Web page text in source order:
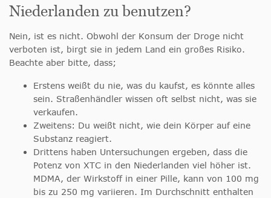
Niederlanden zu benutzen?
Nein, ist es nicht. Obwohl der Konsum der Droge nicht
verboten ist, birgt sie in jedem Land ein großes Risiko.
Beachte aber bitte, dass;
Erstens weißt du nie, was du kaufst, es könnte alles
sein. Straßenhändler wissen oft selbst nicht, was sie
verkaufen.
Zweitens: Du weißt nicht, wie dein Körper auf eine
Substanz reagiert.
Drittens haben Untersuchungen ergeben, dass die
Potenz von XTC in den Niederlanden viel höher ist.
MDMA, der Wirkstoff in einer Pille, kann von 100 mg
bis zu 250 mg variieren. Im Durchschnitt enthalten